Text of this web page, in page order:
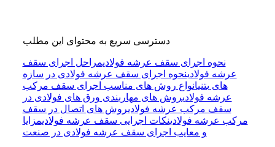
دسترسی سریع به محتوای این مطلب
نحوه اجرای سقف عرشه فولادیمراحل اجرای سقف
عرشه فولادینحوه اجرای سقف عرشه فولادی در سازه
های بتنیانواع روش های مناسب اجرای سقف مرکب
عرشه فولادیروش های مهاربندی ورق های فولادی در
سقف مرکب عرشه فولادیروش های اتصال در سقف
مرکب عرشه فولادینکات اجرایی سقف عرشه فولادیمزایا
و معایب اجرای سقف عرشه فولادی در صنعت